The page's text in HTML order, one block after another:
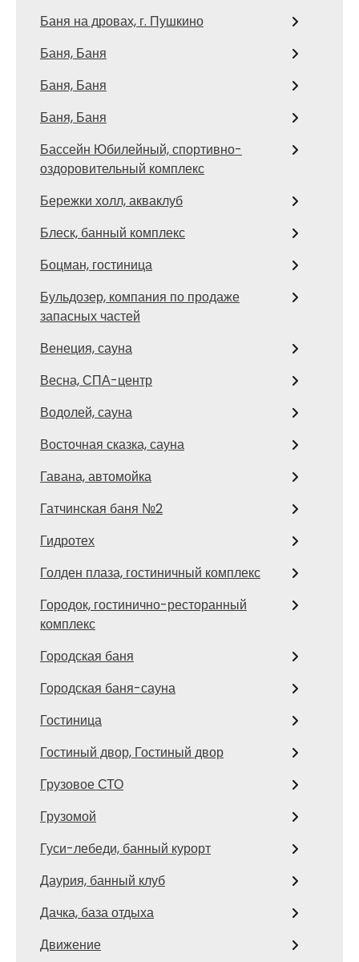
Баня на дровах, г. Пушкино
Баня, Баня
Баня, Баня
Баня, Баня
Бассейн Юбилейный, спортивно-
оздоровительный комплекс
Бережки холл, акваклуб
Блеск, банный комплекс
Боцман, гостиница
Бульдозер, компания по продаже
запасных частей
Венеция, сауна
Весна, СПА-центр
Водолей, сауна
Восточная сказка, сауна
Гавана, автомойка
Гатчинская баня №2
Гидротех
Голден плаза, гостиничный комплекс
Городок, гостинично-ресторанный
комплекс
Городская баня
Городская баня-сауна
Гостиница
Гостиный двор, Гостиный двор
Грузовое СТО
Грузомой
Гуси-лебеди, банный курорт
Даурия, банный клуб
Дачка, база отдыха
Движение